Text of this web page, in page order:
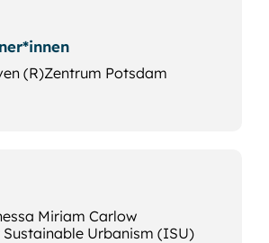
(R)Zentrum Potsdam
Miriam Carlow
Urbanism (ISU)